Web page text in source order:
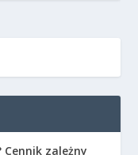
Cennik zależny